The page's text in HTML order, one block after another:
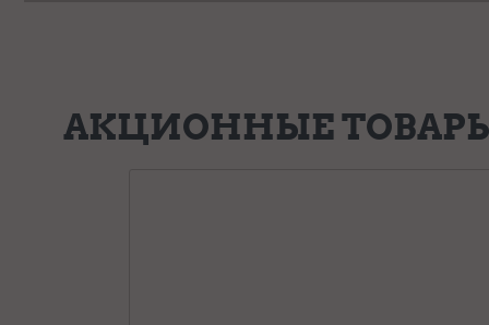
АКЦИОННЫЕ